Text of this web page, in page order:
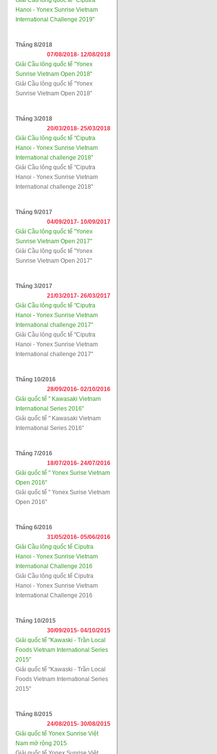
Hanoi - Yonex Sunrise Vietnam
International Challenge 2019"
Tháng 8/2018
07/08/2018- 12/08/2018
Giải Cầu lông quốc tế "Yonex
Sunrise Vietnam Open 2018"
Giải Cầu lông quốc tế "Yonex
Sunrise Vietnam Open 2018"
Tháng 3/2018
20/03/2018- 25/03/2018
Giải Cầu lông quốc tế "Ciputra
Hanoi - Yonex Sunrise Vietnam
International challenge 2018"
Giải Cầu lông quốc tế "Ciputra
Hanoi - Yonex Sunrise Vietnam
International challenge 2018"
Tháng 9/2017
04/09/2017- 10/09/2017
Giải Cầu lông quốc tế "Yonex
Sunrise Vietnam Open 2017"
Giải Cầu lông quốc tế "Yonex
Sunrise Vietnam Open 2017"
Tháng 3/2017
21/03/2017- 26/03/2017
Giải Cầu lông quốc tế "Ciputra
Hanoi - Yonex Sunrise Vietnam
International challenge 2017"
Giải Cầu lông quốc tế "Ciputra
Hanoi - Yonex Sunrise Vietnam
International challenge 2017"
Tháng 10/2016
28/09/2016- 02/10/2016
Giải quốc tế " Kawasaki Vietnam
International Series 2016"
Giải quốc tế " Kawasaki Vietnam
International Series 2016"
Tháng 7/2016
18/07/2016- 24/07/2016
Giải quốc tế " Yonex Surise Vietnam
Open 2016"
Giải quốc tế " Yonex Surise Vietnam
Open 2016"
Tháng 6/2016
31/05/2016- 05/06/2016
Giải Cầu lông quốc tế Ciputra
Hanoi - Yonex Sunrise Vietnam
International Challenge 2016
Giải Cầu lông quốc tế Ciputra
Hanoi - Yonex Sunrise Vietnam
International Challenge 2016
Tháng 10/2015
30/09/2015- 04/10/2015
Giải quốc tế "Kawaski - Trần Local
Foods Vietnam International Series
2015"
Giải quốc tế "Kawaski - Trần Local
Foods Vietnam International Series
2015"
Tháng 8/2015
24/08/2015- 30/08/2015
Giải quốc tế Yonex Sunrise Việt
Nam mở rộng 2015